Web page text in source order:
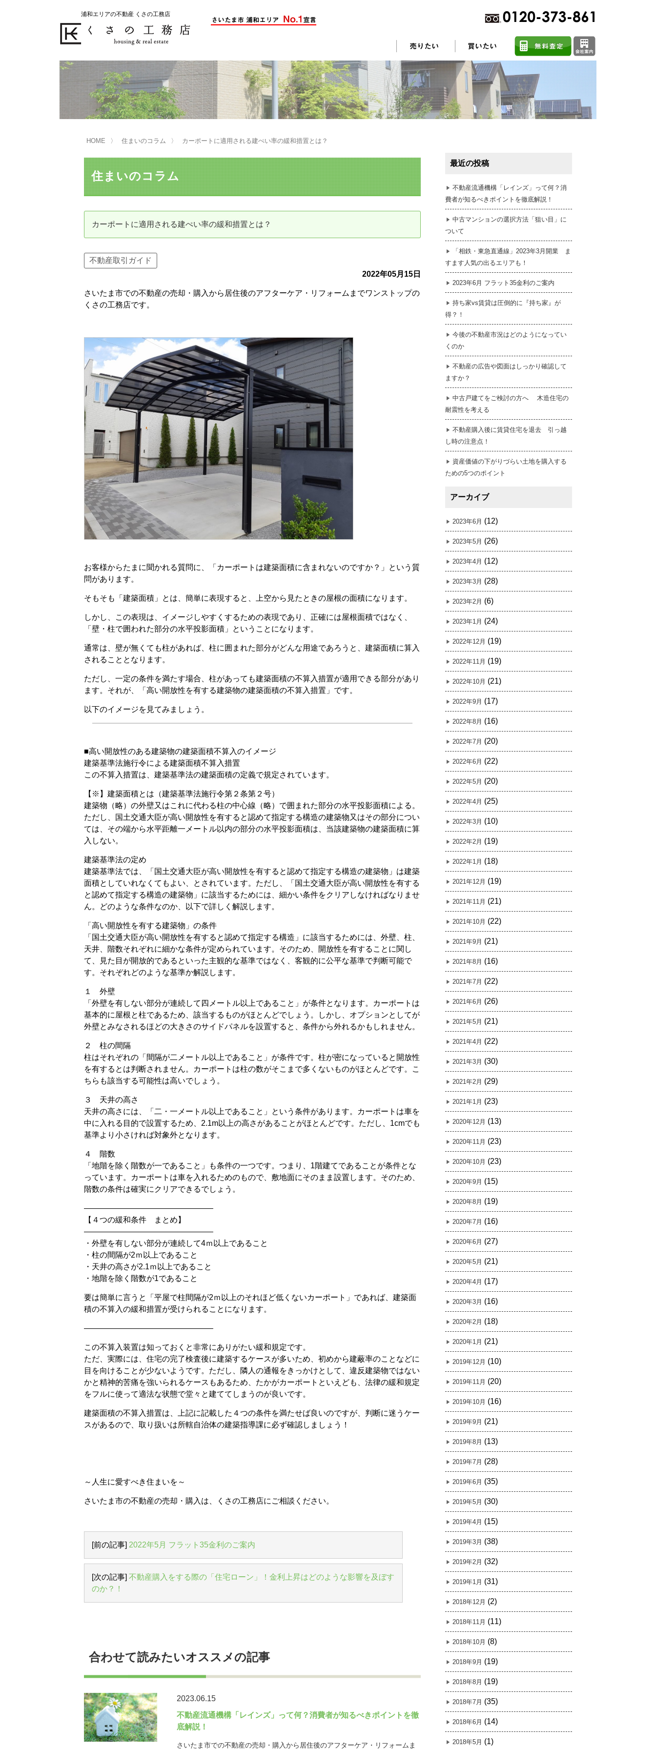
浦和エリアの不動産 くさの工務店
不動産の売却をお考えのお客様
くさの工務店が選ばれる理由 売却活動 売却されたお客様の声 不動産売却に関するよくある質問
買い替えサポート はじめての売却 不動産売却成功のコツ 任意売却
不動産の相続 売却前の修繕・リフォーム
売却の流れ（手順）
不動産売却の詳しい流れ 売買契約のご締結
不動産の引き渡し 不動産の残代金の受領について 不動産売却後の税金
不動産の購入をお考えのお客様
くさの工務店が選ばれる理由 購入されたお客様の声 不動産購入に関するよくある質問
住宅ローン控除・消費税について
リニュアル仲介とは
資産価値の減りにくい住宅購入 中古だから安心して購入できる仕組み リニュアル仲介で実現する豊かな暮らし はじめての物件探し
HOME 住まいのコラム カーポートに適用される建ぺい率の緩和措置とは？
住まいのコラム
カーポートに適用される建ぺい率の緩和措置とは？
不動産取引ガイド
2022年05月15日
さいたま市での不動産の売却・購入から居住後のアフターケア・リフォームまでワンストップの
くさの工務店です。
お客様からたまに聞かれる質問に、「カーポートは建築面積に含まれないのですか？」という質
問があります。
そもそも「建築面積」とは、簡単に表現すると、上空から見たときの屋根の面積になります。
しかし、この表現は、イメージしやすくするための表現であり、正確には屋根面積ではなく、
「壁・柱で囲われた部分の水平投影面積」ということになります。
通常は、壁が無くても柱があれば、柱に囲まれた部分がどんな用途であろうと、建築面積に算入
されることとなります。
ただし、一定の条件を満たす場合、柱があっても建築面積の不算入措置が適用できる部分があり
ます。それが、「高い開放性を有する建築物の建築面積の不算入措置」です。
以下のイメージを見てみましょう。
■高い開放性のある建築物の建築面積不算入のイメージ
建築基準法施行令による建築面積不算入措置
この不算入措置は、建築基準法の建築面積の定義で規定されています。
【※】建築面積とは（建築基準法施行令第２条第２号）
建築物（略）の外壁又はこれに代わる柱の中心線（略）で囲まれた部分の水平投影面積による。
ただし、国土交通大臣が高い開放性を有すると認めて指定する構造の建築物又はその部分につい
ては、その端から水平距離一メートル以内の部分の水平投影面積は、当該建築物の建築面積に算
入しない。
建築基準法の定め
建築基準法では、「国土交通大臣が高い開放性を有すると認めて指定する構造の建築物」は建築
面積としていれなくてもよい、とされています。ただし、「国土交通大臣が高い開放性を有する
と認めて指定する構造の建築物」に該当するためには、細かい条件をクリアしなければなりませ
ん。どのような条件なのか、以下で詳しく解説します。
「高い開放性を有する建築物」の条件
「国土交通大臣が高い開放性を有すると認めて指定する構造」に該当するためには、外壁、柱、
天井、階数それぞれに細かな条件が定められています。そのため、開放性を有することに関し
て、見た目が開放的であるといった主観的な基準ではなく、客観的に公平な基準で判断可能で
す。それぞれどのような基準か解説します。
１ 外壁
「外壁を有しない部分が連続して四メートル以上であること」が条件となります。カーポートは
基本的に屋根と柱であるため、該当するものがほとんどでしょう。しかし、オプションとしてが
外壁とみなされるほどの大きさのサイドパネルを設置すると、条件から外れるかもしれません。
２ 柱の間隔
柱はそれぞれの「間隔が二メートル以上であること」が条件です。柱が密になっていると開放性
を有するとは判断されません。カーポートは柱の数がそこまで多くないものがほとんどです。こ
ちらも該当する可能性は高いでしょう。
３ 天井の高さ
天井の高さには、「二・一メートル以上であること」という条件があります。カーポートは車を
中に入れる目的で設置するため、2.1m以上の高さがあることがほとんどです。ただし、1cmでも
基準より小さければ対象外となります。
４ 階数
「地階を除く階数が一であること」も条件の一つです。つまり、1階建てであることが条件とな
っています。カーポートは車を入れるためのもので、敷地面にそのまま設置します。そのため、
階数の条件は確実にクリアできるでしょう。
————————————————–
【４つの緩和条件 まとめ】
————————————————–
・外壁を有しない部分が連続して4ｍ以上であること
・柱の間隔が2ｍ以上であること
・天井の高さが2.1ｍ以上であること
・地階を除く階数が1であること
要は簡単に言うと「平屋で柱間隔が2ｍ以上のそれほど低くないカーポート」であれば、建築面
積の不算入の緩和措置が受けられることになります。
————————————————–
この不算入装置は知っておくと非常にありがたい緩和規定です。
ただ、実際には、住宅の完了検査後に建築するケースが多いため、初めから建蔽率のことなどに
目を向けることが少ないようです。ただし、隣人の通報をきっかけとして、違反建築物ではない
かと精神的苦痛を強いられるケースもあるため、たかがカーポートといえども、法律の緩和規定
をフルに使って適法な状態で堂々と建ててしまうのが良いです。
建築面積の不算入措置は、上記に記載した４つの条件を満たせば良いのですが、判断に迷うケー
スがあるので、取り扱いは所轄自治体の建築指導課に必ず確認しましょう！
～人生に愛すべき住まいを～
さいたま市の不動産の売却・購入は、くさの工務店にご相談ください。
[前の記事] 2022年5月 フラット35金利のご案内
[次の記事] 不動産購入をする際の「住宅ローン」！金利上昇はどのような影響を及ぼす
のか？！
合わせて読みたいオススメの記事
2023.06.15
不動産流通機構「レインズ」って何？消費者が知るべきポイントを徹
底解説！
さいたま市での不動産の売却・購入から居住後のアフターケア・リフォームま
最近の投稿
不動産流通機構「レインズ」って何？消
費者が知るべきポイントを徹底解説！
中古マンションの選択方法「狙い目」に
ついて
「相鉄・東急直通線」2023年3月開業 ま
すます人気の出るエリアも！
2023年6月 フラット35金利のご案内
持ち家vs賃貸は圧倒的に『持ち家』が
得？！
今後の不動産市況はどのようになってい
くのか
不動産の広告や図面はしっかり確認して
ますか？
中古戸建てをご検討の方へ 木造住宅の
耐震性を考える
不動産購入後に賃貸住宅を退去 引っ越
し時の注意点！
資産価値の下がりづらい土地を購入する
ための5つのポイント
アーカイブ
2023年6月 (12)
2023年5月 (26)
2023年4月 (12)
2023年3月 (28)
2023年2月 (6)
2023年1月 (24)
2022年12月 (19)
2022年11月 (19)
2022年10月 (21)
2022年9月 (17)
2022年8月 (16)
2022年7月 (20)
2022年6月 (22)
2022年5月 (20)
2022年4月 (25)
2022年3月 (10)
2022年2月 (19)
2022年1月 (18)
2021年12月 (19)
2021年11月 (21)
2021年10月 (22)
2021年9月 (21)
2021年8月 (16)
2021年7月 (22)
2021年6月 (26)
2021年5月 (21)
2021年4月 (22)
2021年3月 (30)
2021年2月 (29)
2021年1月 (23)
2020年12月 (13)
2020年11月 (23)
2020年10月 (23)
2020年9月 (15)
2020年8月 (19)
2020年7月 (16)
2020年6月 (27)
2020年5月 (21)
2020年4月 (17)
2020年3月 (16)
2020年2月 (18)
2020年1月 (21)
2019年12月 (10)
2019年11月 (20)
2019年10月 (16)
2019年9月 (21)
2019年8月 (13)
2019年7月 (28)
2019年6月 (35)
2019年5月 (30)
2019年4月 (15)
2019年3月 (38)
2019年2月 (32)
2019年1月 (31)
2018年12月 (2)
2018年11月 (11)
2018年10月 (8)
2018年9月 (19)
2018年8月 (19)
2018年7月 (35)
2018年6月 (14)
2018年5月 (1)